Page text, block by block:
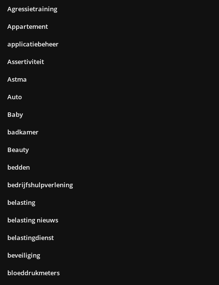
Agressietraining
Appartement
applicatiebeheer
Assertiviteit
Astma
Auto
Baby
badkamer
Beauty
bedden
bedrijfshulpverlening
belasting
belasting nieuws
belastingdienst
beveiliging
bloeddrukmeters